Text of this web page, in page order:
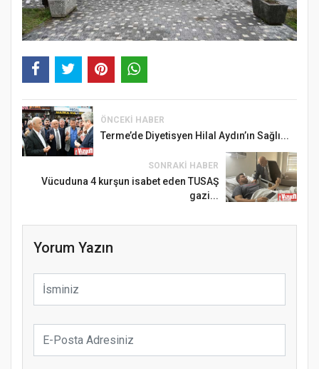
ÖNCEKI HABER
Terme’de Diyetisyen Hilal Aydın’ın Sağlı...
SONRAKI HABER
Vücuduna 4 kurşun isabet eden TUSAŞ
gazi...
Yorum Yazın